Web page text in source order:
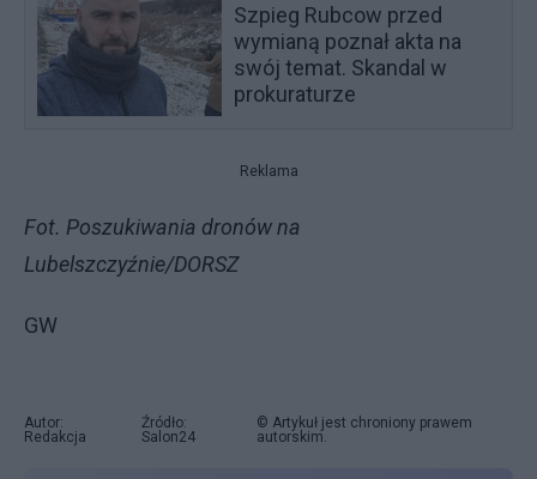
Szpieg Rubcow przed
wymianą poznał akta na
swój temat. Skandal w
prokuraturze
Reklama
Fot. Poszukiwania dronów na
Lubelszczyźnie/DORSZ
GW
Autor:
Redakcja
Źródło:
Salon24
© Artykuł jest chroniony prawem
autorskim.